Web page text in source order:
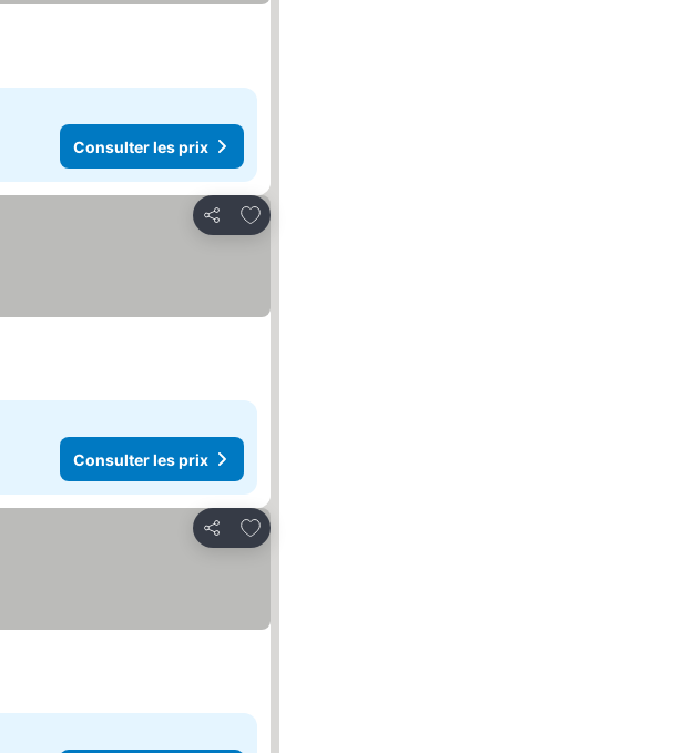
Consulter les prix
Partager
Ajouter à mes favoris
Consulter les prix
Partager
Ajouter à mes favoris